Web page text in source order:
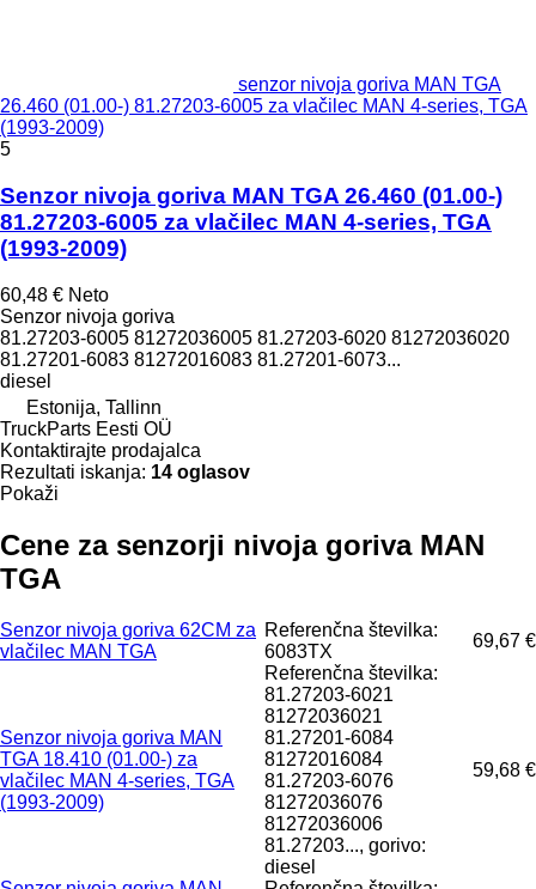
senzor nivoja goriva MAN TGA
26.460 (01.00-) 81.27203-6005 za vlačilec MAN 4-series, TGA
(1993-2009)
5
Senzor nivoja goriva MAN TGA 26.460 (01.00-)
81.27203-6005 za vlačilec MAN 4-series, TGA
(1993-2009)
60,48 € Neto
Senzor nivoja goriva
81.27203-6005 81272036005 81.27203-6020 81272036020
81.27201-6083 81272016083 81.27201-6073...
diesel
Estonija, Tallinn
TruckParts Eesti OÜ
Kontaktirajte prodajalca
Rezultati iskanja: 14 oglasov
Pokaži
Cene za senzorji nivoja goriva MAN
TGA
Senzor nivoja goriva 62CM za
vlačilec MAN TGA
Referenčna številka:
6083TX
69,67 €
Senzor nivoja goriva MAN
TGA 18.410 (01.00-) za
vlačilec MAN 4-series, TGA
(1993-2009)
Referenčna številka:
81.27203-6021
81272036021
81.27201-6084
81272016084
81.27203-6076
81272036076
81272036006
81.27203..., gorivo:
diesel
59,68 €